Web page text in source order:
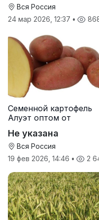
Вся Россия
24 мар 2026, 12:37 •
Семенной картофель
Алуэт оптом от
Не указана
Вся Россия
19 фев 2026, 14:46 • 2